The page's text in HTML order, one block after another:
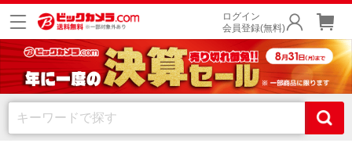
ログイン
会員登録(無料)